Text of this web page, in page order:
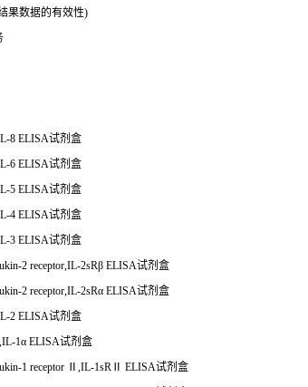
果数据的有效性)
8 ELISA试剂盒
6 ELISA试剂盒
5 ELISA试剂盒
4 ELISA试剂盒
3 ELISA试剂盒
2 receptor,IL-2sRβ ELISA试剂盒
2 receptor,IL-2sRα ELISA试剂盒
2 ELISA试剂盒
,IL-1α ELISA试剂盒
1 receptor Ⅱ ,IL-1sR Ⅱ ELISA试剂盒